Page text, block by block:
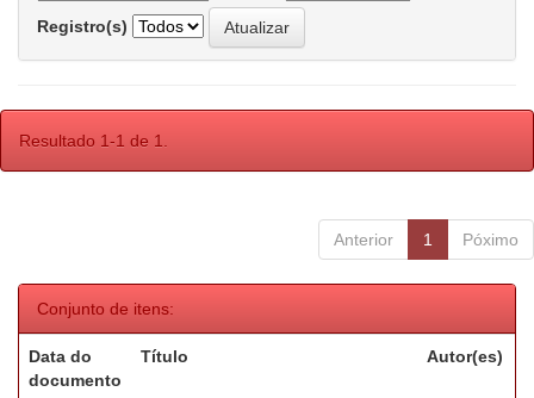
Registro(s)
Resultado 1-1 de 1.
Anterior 1 Póximo
Conjunto de itens:
Data do
documento
Título Autor(es)